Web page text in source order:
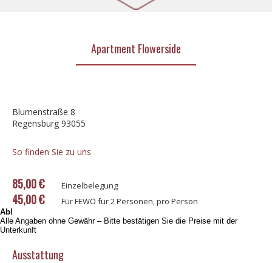
Apartment Flowerside
Blumenstraße 8
Regensburg 93055
So finden Sie zu uns
85,00 € Einzelbelegung
45,00 € Für FEWO für 2 Personen, pro Person
Ab!
Alle Angaben ohne Gewähr – Bitte bestätigen Sie die Preise mit der
Unterkunft
Ausstattung